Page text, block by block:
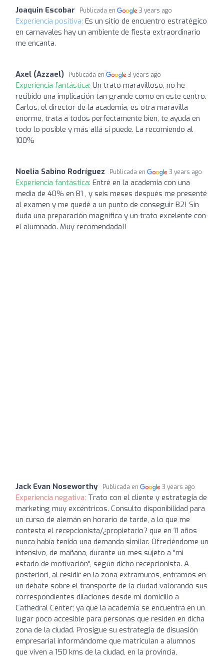
Joaquin Escobar Publicada en 3 years ago
Experiencia positiva: Es un sitio de encuentro estratégico
en carnavales hay un ambiente de fiesta extraordinario
me encanta.
Axel (Azzael) Publicada en 3 years ago
Experiencia fantástica: Un trato maravilloso, no he
recibido una implicación tan grande como en este centro.
Carlos, el director de la academia, es otra maravilla
enorme, trata a todos perfectamente bien, te ayuda en
todo lo posible y más allá si puede. La recomiendo al
100%
Noelia Sabino Rodríguez Publicada en 3 years ago
Experiencia fantástica: Entré en la academia con una
media de 40% en B1 , y seis meses después me presenté
al examen y me quedé a un punto de conseguir B2! Sin
duda una preparación magnífica y un trato excelente con
el alumnado. Muy recomendada!!
Jack Evan Noseworthy Publicada en 3 years ago
Experiencia negativa: Trato con el cliente y estrategia de
marketing muy excéntricos. Consulto disponibilidad para
un curso de alemán en horario de tarde, a lo que me
contesta el recepcionista/¿propietario? que en 11 años
nunca había tenido una demanda similar. Ofreciéndome un
intensivo, de mañana, durante un mes sujeto a "mi
estado de motivación", según dicho recepcionista. A
posteriori, al residir en la zona extramuros, entramos en
un debate sobre el transporte de la ciudad valorando sus
correspondientes dilaciones desde mi domicilio a
Cathedral Center; ya que la academia se encuentra en un
lugar poco accesible para personas que residen en dicha
zona de la ciudad. Prosigue su estrategia de disuasión
empresarial informándome que matriculan a alumnos
que viven a 150 kms de la ciudad, en la provincia,